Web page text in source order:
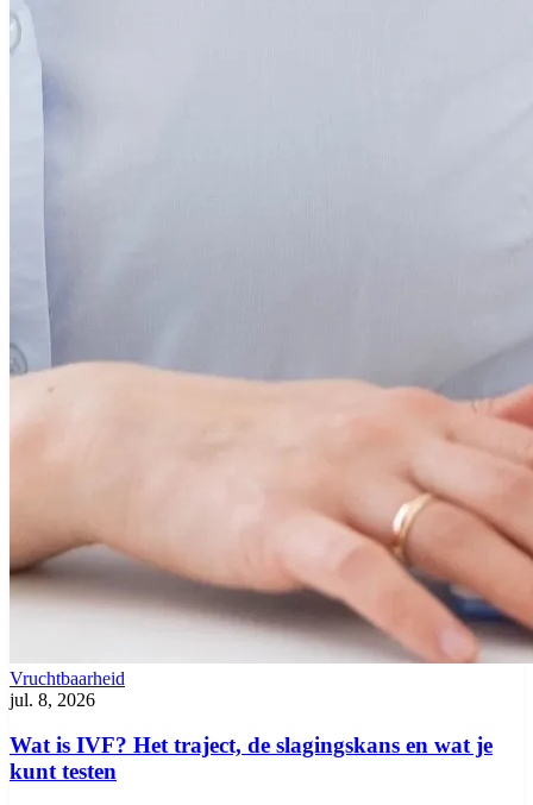
Vruchtbaarheid
jul. 8, 2026
Wat is IVF? Het traject, de slagingskans en wat je
kunt testen